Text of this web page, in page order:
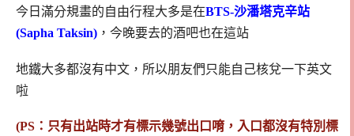
今日滿分規畫的自由行程大多是在BTS-沙潘塔克辛站
(Sapha Taksin) ，今晚要去的酒吧也在這站
地鐵大多都沒有中文，所以朋友們只能自己核兌一下英文
啦
(PS：只有出站時才有標示幾號出口唷，入口都沒有特別標